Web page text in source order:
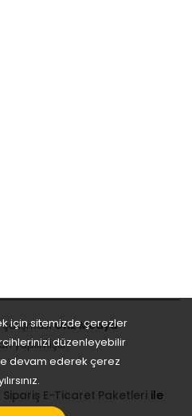
On2 Medya
yapılmıştır.
Sipariş E-Ticaret Paketleri ile
için sitemizde çerezler
düzenleyebilir
devam ederek çerez